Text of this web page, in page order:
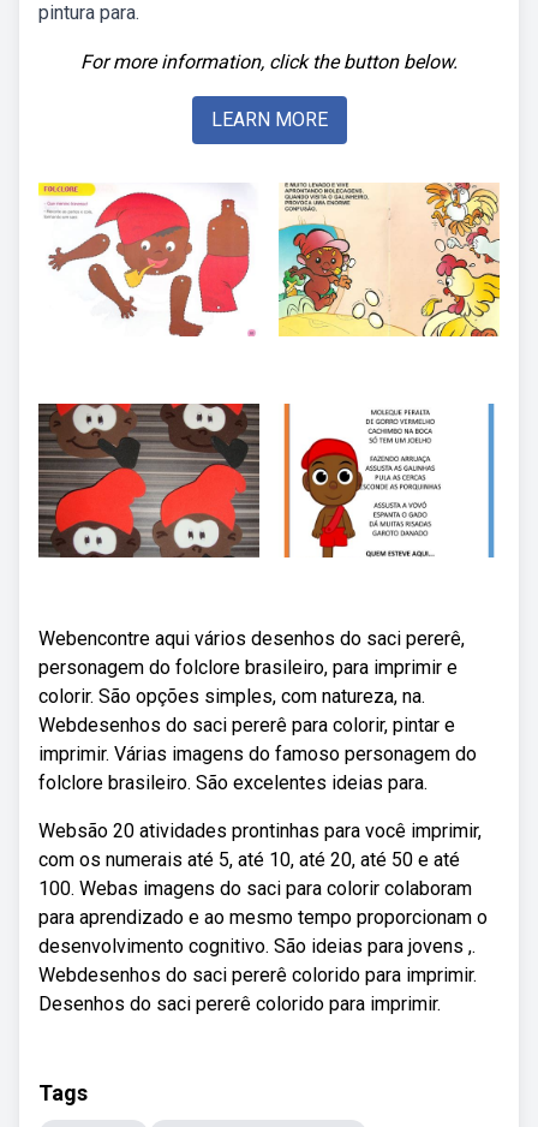
pintura para.
For more information, click the button below.
LEARN MORE
Webencontre aqui vários desenhos do saci pererê,
personagem do folclore brasileiro, para imprimir e
colorir. São opções simples, com natureza, na.
Webdesenhos do saci pererê para colorir, pintar e
imprimir. Várias imagens do famoso personagem do
folclore brasileiro. São excelentes ideias para.
Websão 20 atividades prontinhas para você imprimir,
com os numerais até 5, até 10, até 20, até 50 e até
100. Webas imagens do saci para colorir colaboram
para aprendizado e ao mesmo tempo proporcionam o
desenvolvimento cognitivo. São ideias para jovens ,.
Webdesenhos do saci pererê colorido para imprimir.
Desenhos do saci pererê colorido para imprimir.
Tags